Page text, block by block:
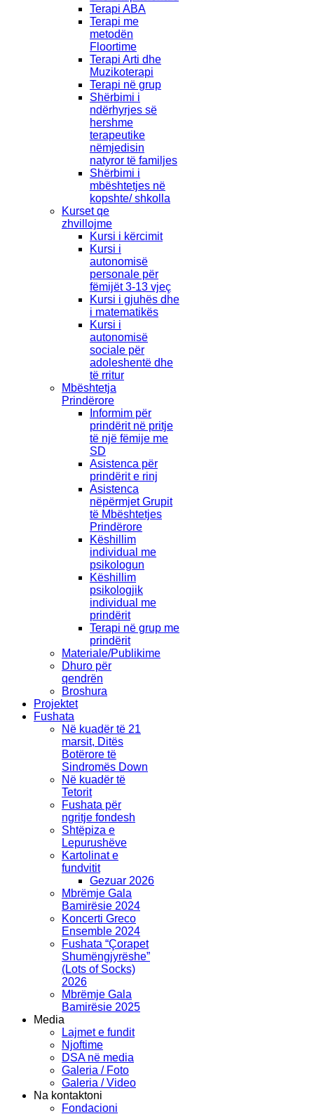
Terapi ABA
Terapi me
metodën
Floortime
Terapi Arti dhe
Muzikoterapi
Terapi në grup
Shërbimi i
ndërhyrjes së
hershme
terapeutike
nëmjedisin
natyror të familjes
Shërbimi i
mbështetjes në
kopshte/ shkolla
Kurset qe
zhvillojme
Kursi i kërcimit
Kursi i
autonomisë
personale për
fëmijët 3-13 vjeç
Kursi i gjuhës dhe
i matematikës
Kursi i
autonomisë
sociale për
adoleshentë dhe
të rritur
Mbështetja
Prindërore
Informim për
prindërit në pritje
të një fëmije me
SD
Asistenca për
prindërit e rinj
Asistenca
nëpërmjet Grupit
të Mbështetjes
Prindërore
Këshillim
individual me
psikologun
Këshillim
psikologjik
individual me
prindërit
Terapi në grup me
prindërit
Materiale/Publikime
Dhuro për
qendrën
Broshura
Projektet
Fushata
Në kuadër të 21
marsit, Ditës
Botërore të
Sindromës Down
Në kuadër të
Tetorit
Fushata për
ngritje fondesh
Shtëpiza e
Lepurushëve
Kartolinat e
fundvitit
Gezuar 2026
Mbrëmje Gala
Bamirësie 2024
Koncerti Greco
Ensemble 2024
Fushata “Çorapet
Shumëngjyrëshe”
(Lots of Socks)
2026
Mbrëmje Gala
Bamirësie 2025
Media
Lajmet e fundit
Njoftime
DSA në media
Galeria / Foto
Galeria / Video
Na kontaktoni
Fondacioni